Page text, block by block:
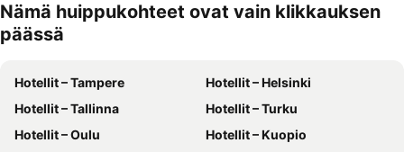
Nämä huippukohteet ovat vain klikkauksen
päässä
Hotellit – Tampere
Hotellit – Helsinki
Hotellit – Tallinna
Hotellit – Turku
Hotellit – Oulu
Hotellit – Kuopio